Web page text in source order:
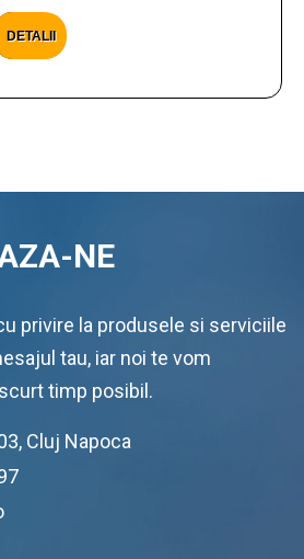
DETALII
NE
privire la produsele si serviciile
tau, iar noi te vom
timp posibil.
Cluj Napoca